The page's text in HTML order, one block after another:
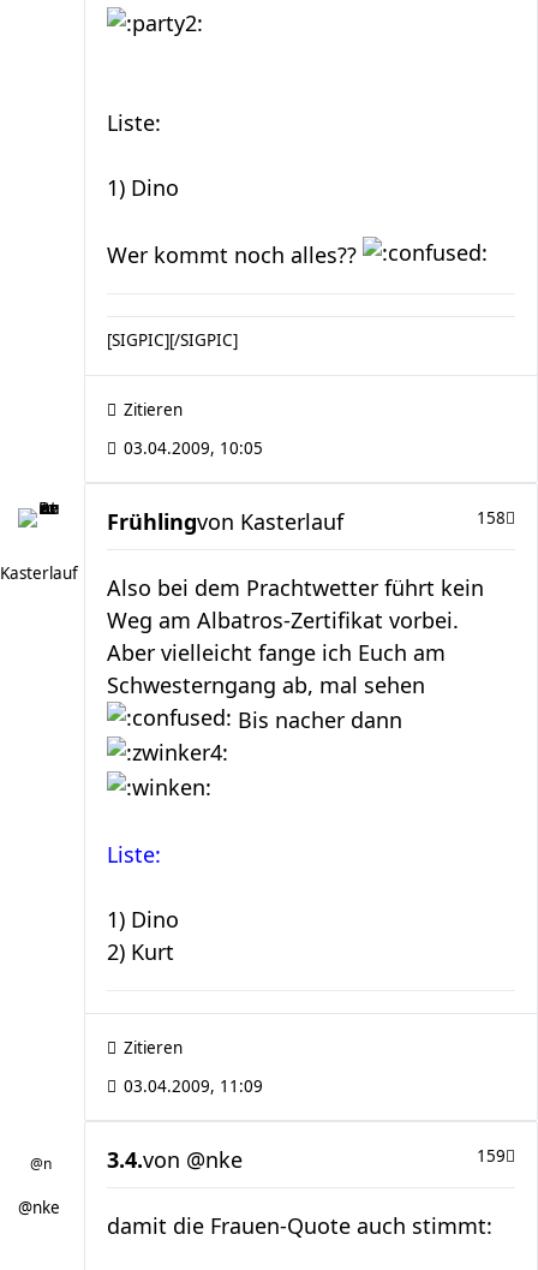
Liste:
1) Dino
Wer kommt noch alles??
[SIGPIC][/SIGPIC]
Zitieren
03.04.2009, 10:05
Kasterlauf
Frühling 158
von Kasterlauf
Also bei dem Prachtwetter führt kein
Weg am Albatros-Zertifikat vorbei.
Aber vielleicht fange ich Euch am
Schwesterngang ab, mal sehen
Bis nacher dann
Liste:
1) Dino
2) Kurt
Zitieren
03.04.2009, 11:09
@nke
3.4. 159
von @nke
damit die Frauen-Quote auch stimmt: